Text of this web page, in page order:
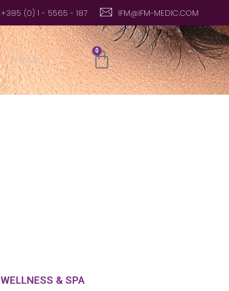
+385 (0) 1 - 5565 - 187 IFM@IFM-MEDIC.COM
Kontakt
0
WELLNESS & SPA